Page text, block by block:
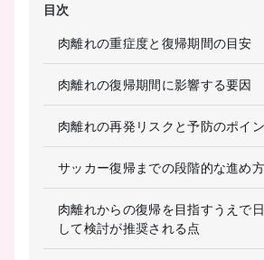
目次
肉離れの重症度と復帰期間の目安
肉離れの復帰期間に影響する要因
肉離れの再発リスクと予防のポイ
サッカー復帰までの段階的な進め方
肉離れからの復帰を目指すうえで
して検討が推奨される点